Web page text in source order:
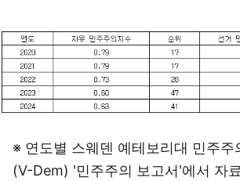
※ 연도별 스웨덴 예테보리대 민주주
(V-Dem) '민주주의 보고서'에서 자